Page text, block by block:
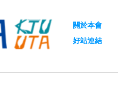
關於本會
好站連結